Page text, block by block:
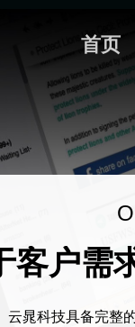
首页
云晁科技具备完整
客户需